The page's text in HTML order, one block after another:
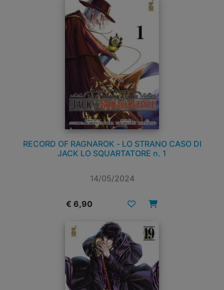
RECORD OF RAGNAROK - LO STRANO CASO DI
JACK LO SQUARTATORE n. 1
14/05/2024
€ 6,90